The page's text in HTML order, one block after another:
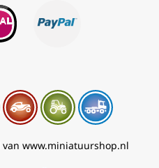
www.miniatuurshop.nl